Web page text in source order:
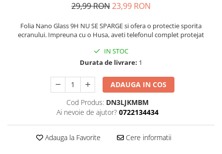
29,99 RON23,99 RON
Folia Nano Glass 9H NU SE SPARGE si ofera o protectie sporita
ecranului. Impreuna cu o Husa, aveti telefonul complet protejat
IN STOC
Durata de livrare: 1
ADAUGA IN COS
Cod Produs: DN3LJKMBM
Ai nevoie de ajutor? 0722134434
Adauga la Favorite Cere informatii